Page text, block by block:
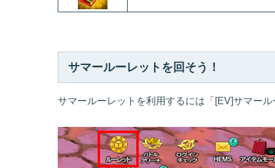
サマールーレットを回そう！
サマールーレットを利用するには「[EV]サマー